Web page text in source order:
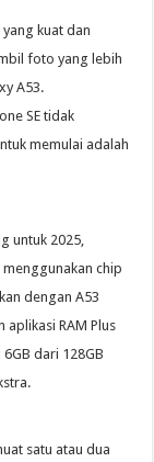
kuat dan
foto yang lebih
A53.
SE tidak
memulai adalah
untuk 2025,
chip
dengan A53
RAM Plus
dari 128GB
satu atau dua